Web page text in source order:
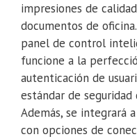
impresiones de
documentos de
panel de control
funcione a la
autenticación de
estándar de seguridad
Además, se integrará
con opciones de